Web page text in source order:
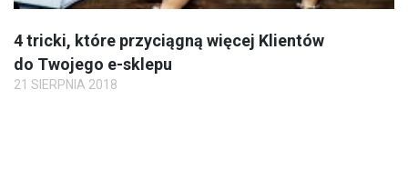
4 tricki, które przyciągną więcej Klientów
do Twojego e-sklepu
21 SIERPNIA 2018